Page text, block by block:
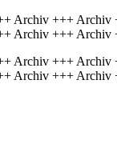
Archiv +++
Archiv +++ Archiv
Archiv +++
Archiv +++ Archiv